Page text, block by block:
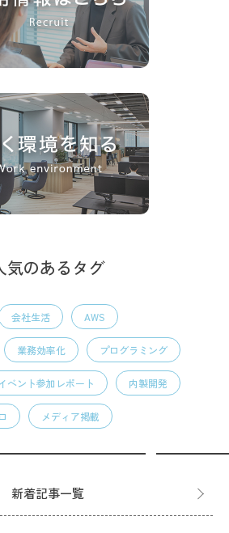
気のあるタグ
会社生活 AWS
業務効率化 プログラミング
ベント参加レポート 内製開発
メディア掲載
新着記事一覧